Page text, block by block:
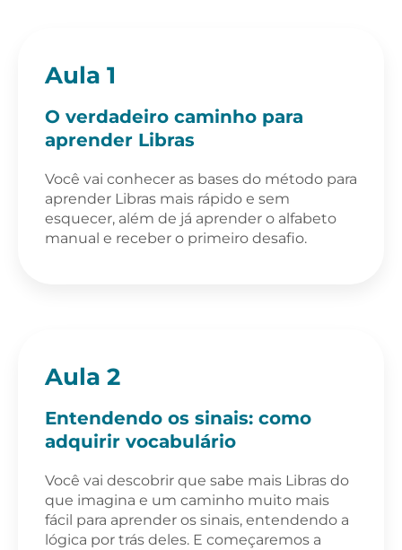
Aula 1
O verdadeiro caminho para
aprender Libras
Você vai conhecer as bases do método para
aprender Libras mais rápido e sem
esquecer, além de já aprender o alfabeto
manual e receber o primeiro desafio.
Aula 2
Entendendo os sinais: como
adquirir vocabulário
Você vai descobrir que sabe mais Libras do
que imagina e um caminho muito mais
fácil para aprender os sinais, entendendo a
lógica por trás deles. E começaremos a